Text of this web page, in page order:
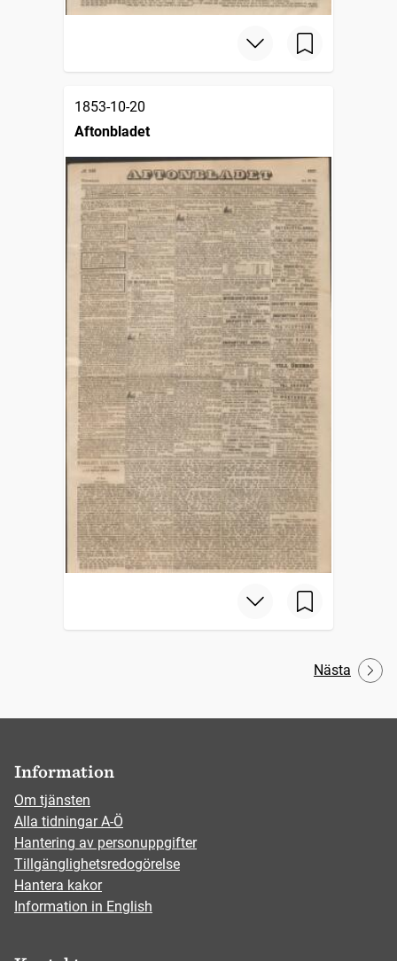
1853-10-20
Aftonbladet
Nästa
Information
Om tjänsten
Alla tidningar A-Ö
Hantering av personuppgifter
Tillgänglighetsredogörelse
Hantera kakor
Information in English